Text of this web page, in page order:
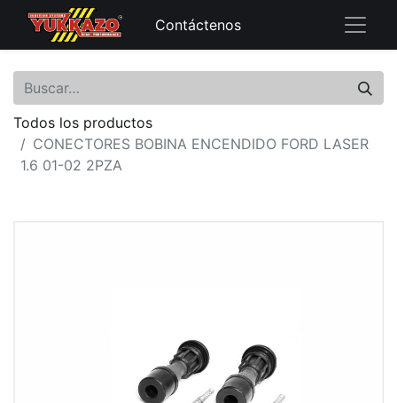
Contáctenos
Todos los productos
CONECTORES BOBINA ENCENDIDO FORD LASER
1.6 01-02 2PZA